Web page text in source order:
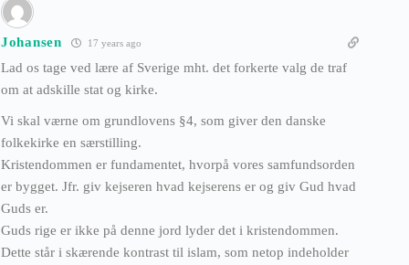
Johansen 17 years ago
Lad os tage ved lære af Sverige mht. det forkerte valg de traf
om at adskille stat og kirke.
Vi skal værne om grundlovens §4, som giver den danske
folkekirke en særstilling.
Kristendommen er fundamentet, hvorpå vores samfundsorden
er bygget. Jfr. giv kejseren hvad kejserens er og giv Gud hvad
Guds er.
Guds rige er ikke på denne jord lyder det i kristendommen.
Dette står i skærende kontrast til islam, som netop indeholder